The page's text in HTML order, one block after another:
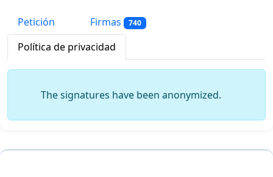
Petición Firmas 740
Política de privacidad
The signatures have been anonymized.